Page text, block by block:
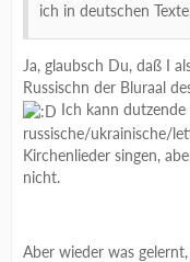
ich in deutschen
Ja, glaubsch Du, daß I
Russischn der Bluraal
Ich kann dutzende
russische/ukrainische/
Kirchenlieder singen,
nicht.
Aber wieder was